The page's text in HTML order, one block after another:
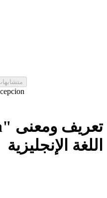
اللغة الإنجليزية